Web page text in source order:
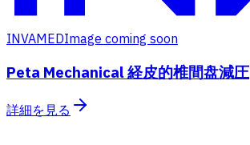
INVAMEDImage coming soon
Peta Mechanical 経皮的椎間盘減圧
詳細を見る